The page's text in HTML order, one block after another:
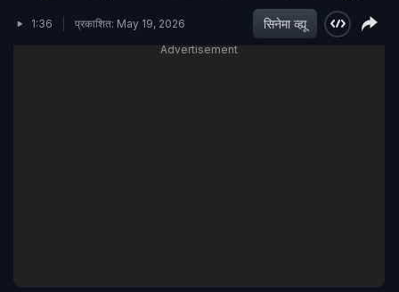
1:36 प्रकाशित: May 19, 2026 सिनेमा व्ह्यू
Advertisement